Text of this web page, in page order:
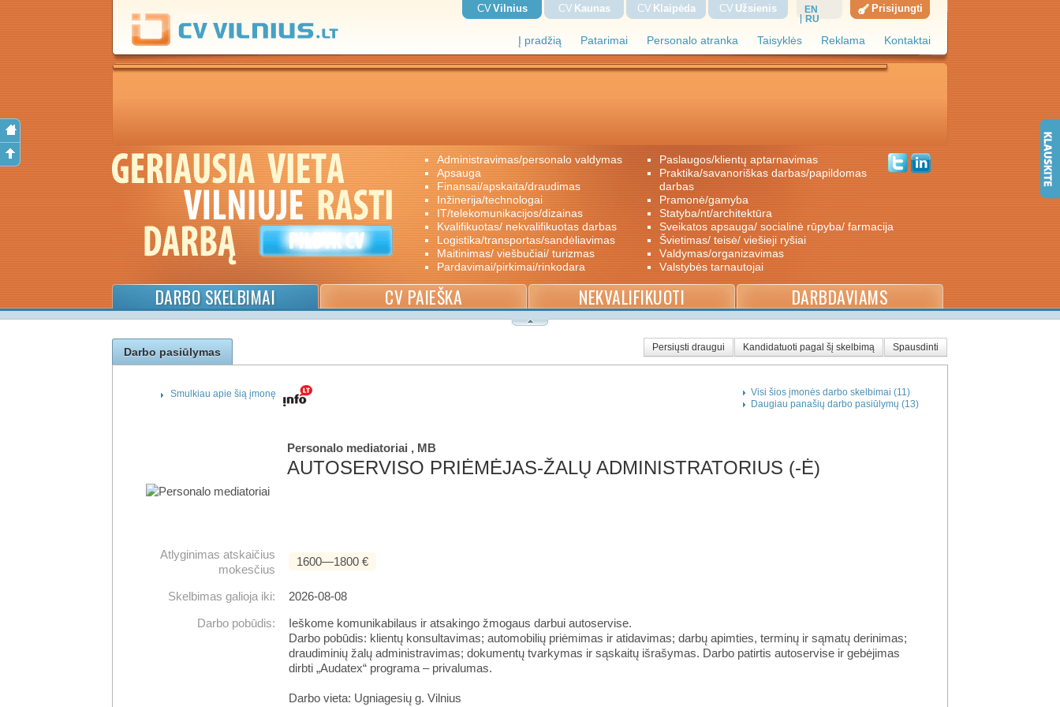
Į pradžią Patarimai Personalo atranka Taisyklės Reklama Kontaktai
CVVilnius CV Kaunas CV Klaipėda CV Užsienis
EN
RU
Prisijungti
administravimas/personalo valdymas
apsauga
finansai/apskaita/draudimas
inžinerija/technologai
IT/telekomunikacijos/dizainas
kvalifikuotas/ nekvalifikuotas darbas
logistika/transportas/sandėliavimas
maitinimas/ viešbučiai/ turizmas
pardavimai/pirkimai/rinkodara
paslaugos/klientų aptarnavimas
praktika/savanoriškas darbas/papildomas
darbas
pramonė/gamyba
statyba/nt/architektūra
sveikatos apsauga/ socialinė rūpyba/ farmacija
švietimas/ teisė/ viešieji ryšiai
valdymas/organizavimas
valstybės tarnautojai
DARBO SKELBIMAI CV PAIEŠKA NEKVALIFIKUOTI DARBDAVIAMS
Persiųsti draugui Kandidatuoti pagal šį skelbimą Spausdinti
Darbo pasiūlymas
Personalo mediatoriai , MB
AUTOSERVISO PRIĖMĖJAS-ŽALŲ ADMINISTRATORIUS (-Ė)
Atlyginimas atskaičius
mokesčius
1600―1800 €
Skelbimas galioja iki:
2026-08-08
Darbo pobūdis:
Ieškome komunikabilaus ir atsakingo žmogaus darbui autoservise.
Darbo pobūdis: klientų konsultavimas; automobilių priėmimas ir atidavimas; darbų apimties, terminų ir sąmatų derinimas;
draudiminių žalų administravimas; dokumentų tvarkymas ir sąskaitų išrašymas. Darbo patirtis autoservise ir gebėjimas
dirbti „Audatex“ programa – privalumas.
Darbo vieta: Ugniagesių g. Vilnius
Visi šios įmonės darbo skelbimai (11)
Daugiau panašių darbo pasiūlymų (13)
Smulkiau apie šią įmonę